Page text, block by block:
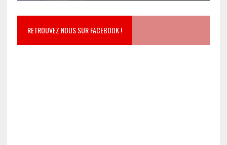
RETROUVEZ NOUS SUR FACEBOOK !